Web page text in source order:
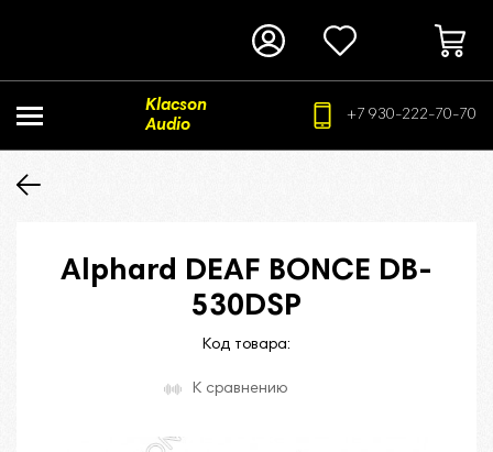
Klacson
Audio
+7 930-222-70-70
Alphard DEAF BONCE DB-
530DSP
Код товара:
К сравнению